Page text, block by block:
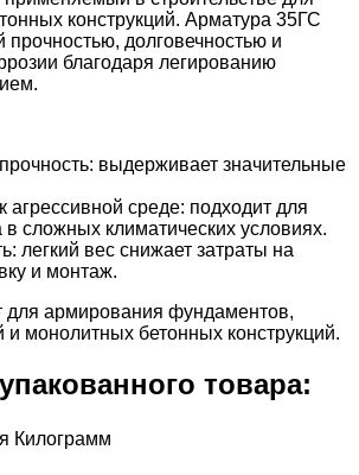
конструкций. Арматура 35ГС
прочностью, долговечностью и
благодаря легированию
выдерживает значительные
агрессивной среде: подходит для
в сложных климатических условиях.
легкий вес снижает затраты на
и монтаж.
для армирования фундаментов,
и монолитных бетонных конструкций.
товара:
Килограмм